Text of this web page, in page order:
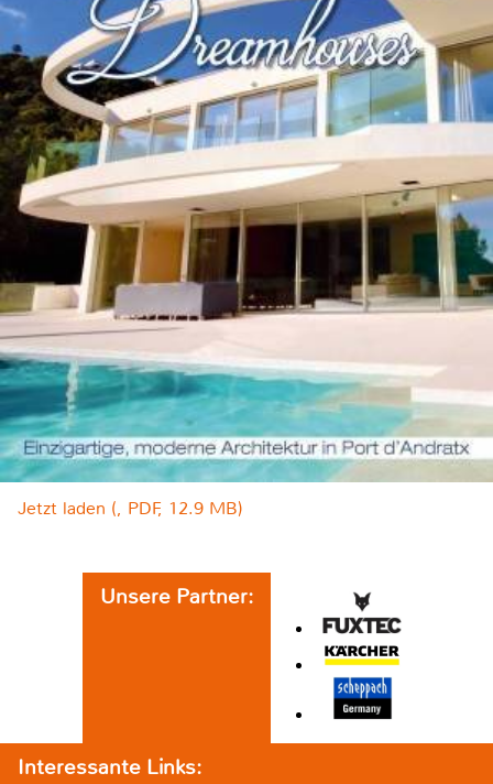
Jetzt laden (, PDF, 12.9 MB)
Unsere Partner:
Interessante Links: